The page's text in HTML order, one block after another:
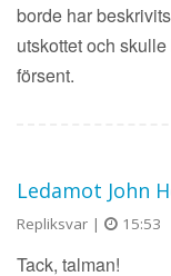
borde har
utskottet och
försent.
Ledamot John
Repliksvar | 15:53
Tack, talman!